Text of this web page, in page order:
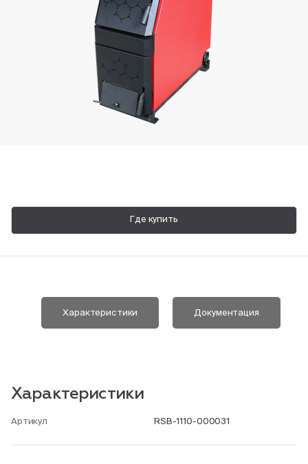
Пн-Пт, 9:00—18:00
Где купить
Характеристики Документация
Характеристики
Артикул RSB-1110-000031